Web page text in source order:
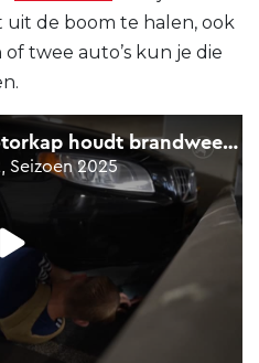
de boom te halen, ook
twee auto’s kun je die